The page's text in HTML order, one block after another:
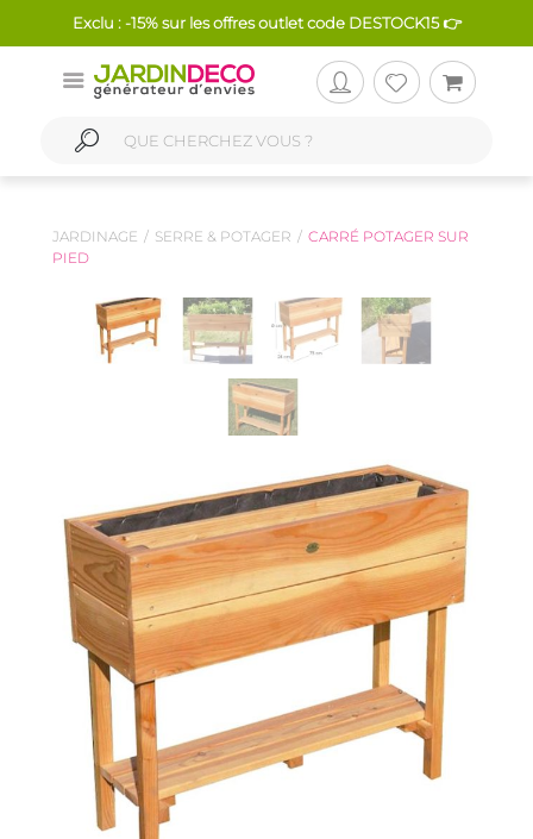
Exclu : -15% sur les offres outlet code DESTOCK15 👉
JARDINAGE SERRE & POTAGER
CARRÉ POTAGER SUR
PIED